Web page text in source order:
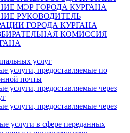
МЭР ГОРОДА КУРГАНА
РУКОВОДИТЕЛЬ
ГОРОДА КУРГАНА
КОМИССИЯ
услуг
услуги, предоставляемые по
почты
услуги, предоставляемые через
услуги, предоставляемые через
услуги в сфере переданных